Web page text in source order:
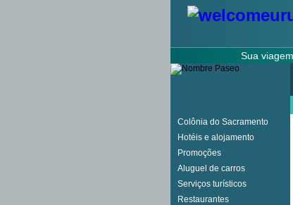
Sua
Colônia do Sacramento
Hotéis e alojamento
Promoções
Aluguel de carros
Serviços turísticos
Restaurantes